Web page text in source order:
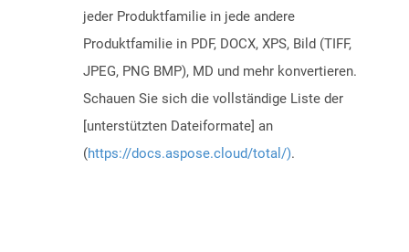
jeder Produktfamilie in jede andere
Produktfamilie in PDF, DOCX, XPS, Bild (TIFF,
JPEG, PNG BMP), MD und mehr konvertieren.
Schauen Sie sich die vollständige Liste der
[unterstützten Dateiformate] an
(https://docs.aspose.cloud/total/).